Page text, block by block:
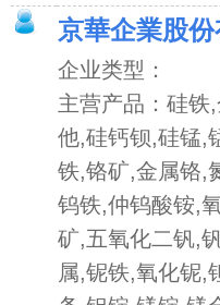
京華企業股份
企业类型：
主营产品：硅铁
他,硅钙钡,硅锰,
铁,铬矿,金属铬,
钨铁,仲钨酸铵,
矿,五氧化二钒,
属,铌铁,氧化铌,